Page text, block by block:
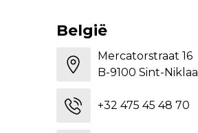
België
Mercatorstraat 16
B-9100 Sint-
+32 475 45 48 70